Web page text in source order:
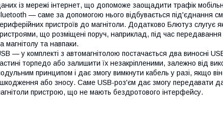
із мережі інтернет, що допоможе заощадити трафік
— саме за допомогою нього відбувається під'єднання
пристроїв до магнітоли. Додатково Блютуз слугує
що розміщені поруч, наприклад, під час
магнітолу та навпаки.
— у комплекті з автомагнітолою постачається два виносні
торпедо або залишити їх незакріпленими, залежно від
принципом і дає змогу вимкнути кабель у разі, якщо
або зносу. Саме USB-роз'єм дає змогу передавати
пристрою, що не мають бездротового інтерфейсу.